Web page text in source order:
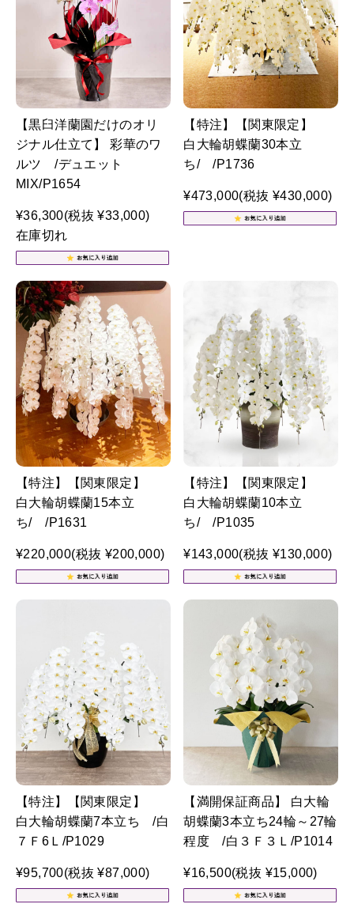
【黒臼洋蘭園だけのオリ
ジナル仕立て】 彩華のワ
ルツ /デュエット
MIX/P1654
¥36,300(税抜 ¥33,000)
在庫切れ
【特注】【関東限定】
白大輪胡蝶蘭30本立
ち/ /P1736
¥473,000(税抜 ¥430,000)
【特注】【関東限定】
白大輪胡蝶蘭15本立
ち/ /P1631
¥220,000(税抜 ¥200,000)
【特注】【関東限定】
白大輪胡蝶蘭10本立
ち/ /P1035
¥143,000(税抜 ¥130,000)
【特注】【関東限定】
白大輪胡蝶蘭7本立ち /白
７Ｆ6Ｌ/P1029
¥95,700(税抜 ¥87,000)
【満開保証商品】 白大輪
胡蝶蘭3本立ち24輪～27輪
程度 /白３Ｆ３Ｌ/P1014
¥16,500(税抜 ¥15,000)